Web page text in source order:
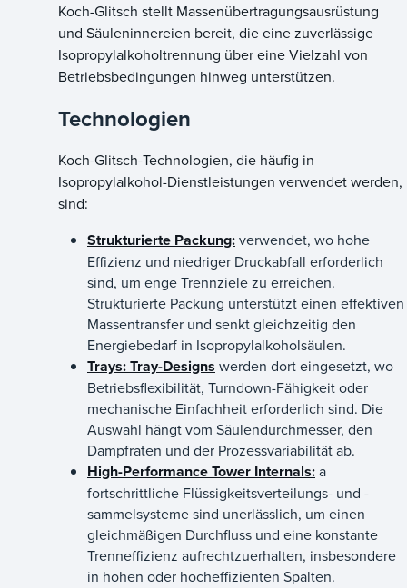
Koch-Glitsch stellt Massenübertragungsausrüstung
und Säuleninnereien bereit, die eine zuverlässige
Isopropylalkoholtrennung über eine Vielzahl von
Betriebsbedingungen hinweg unterstützen.
Technologien
Koch-Glitsch-Technologien, die häufig in
Isopropylalkohol-Dienstleistungen verwendet werden,
sind:
Strukturierte Packung:verwendet, wo hohe
Effizienz und niedriger Druckabfall erforderlich
sind, um enge Trennziele zu erreichen.
Strukturierte Packung unterstützt einen effektiven
Massentransfer und senkt gleichzeitig den
Energiebedarf in Isopropylalkoholsäulen.
Trays: Tray-Designs werden dort eingesetzt, wo
Betriebsflexibilität, Turndown-Fähigkeit oder
mechanische Einfachheit erforderlich sind. Die
Auswahl hängt vom Säulendurchmesser, den
Dampfraten und der Prozessvariabilität ab.
High-Performance Tower Internals:a
fortschrittliche Flüssigkeitsverteilungs- und -
sammelsysteme sind unerlässlich, um einen
gleichmäßigen Durchfluss und eine konstante
Trenneffizienz aufrechtzuerhalten, insbesondere
in hohen oder hocheffizienten Spalten.